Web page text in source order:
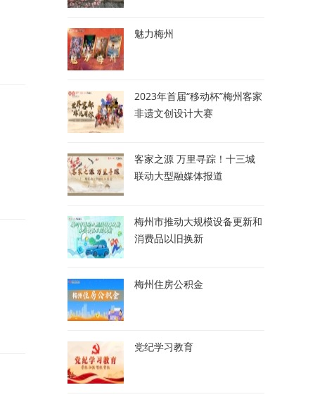
魅力梅州
2023年首届“移动杯”梅州客家
非遗文创设计大赛
客家之源 万里寻踪！十三城
联动大型融媒体报道
梅州市推动大规模设备更新和
消费品以旧换新
梅州住房公积金
党纪学习教育